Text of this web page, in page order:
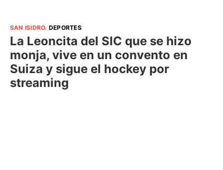
SAN ISIDRO. DEPORTES
La Leoncita del SIC que se hizo
monja, vive en un convento en
Suiza y sigue el hockey por
streaming